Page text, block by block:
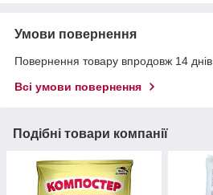
Умови повернення
Повернення товару впродовж 14
Всі умови повернення
Подібні товари компанії